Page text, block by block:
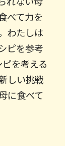
べて力を
わたしは
ピを参考
を考える
しい挑戦
に食べて